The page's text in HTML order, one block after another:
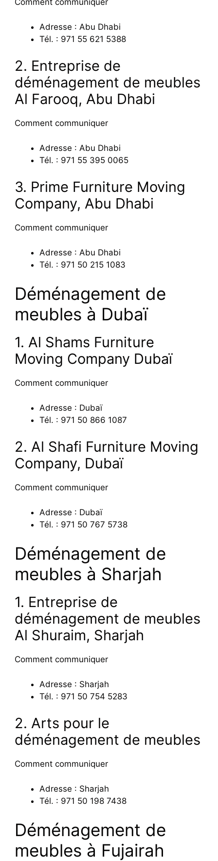
Comment communiquer
Adresse : Abu Dhabi
Tél. : 971 55 621 5388
2. Entreprise de
déménagement de meubles
Al Farooq, Abu Dhabi
Comment communiquer
Adresse : Abu Dhabi
Tél. : 971 55 395 0065
3. Prime Furniture Moving
Company, Abu Dhabi
Comment communiquer
Adresse : Abu Dhabi
Tél. : 971 50 215 1083
Déménagement de
meubles à Dubaï
1. Al Shams Furniture
Moving Company Dubaï
Comment communiquer
Adresse : Dubaï
Tél. : 971 50 866 1087
2. Al Shafi Furniture Moving
Company, Dubaï
Comment communiquer
Adresse : Dubaï
Tél. : 971 50 767 5738
Déménagement de
meubles à Sharjah
1. Entreprise de
déménagement de meubles
Al Shuraim, Sharjah
Comment communiquer
Adresse : Sharjah
Tél. : 971 50 754 5283
2. Arts pour le
déménagement de meubles
Comment communiquer
Adresse : Sharjah
Tél. : 971 50 198 7438
Déménagement de
meubles à Fujairah